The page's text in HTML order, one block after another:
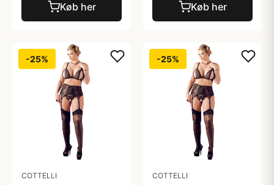
Køb her Køb her
-25%
COTTELLI
-25%
COTTELLI